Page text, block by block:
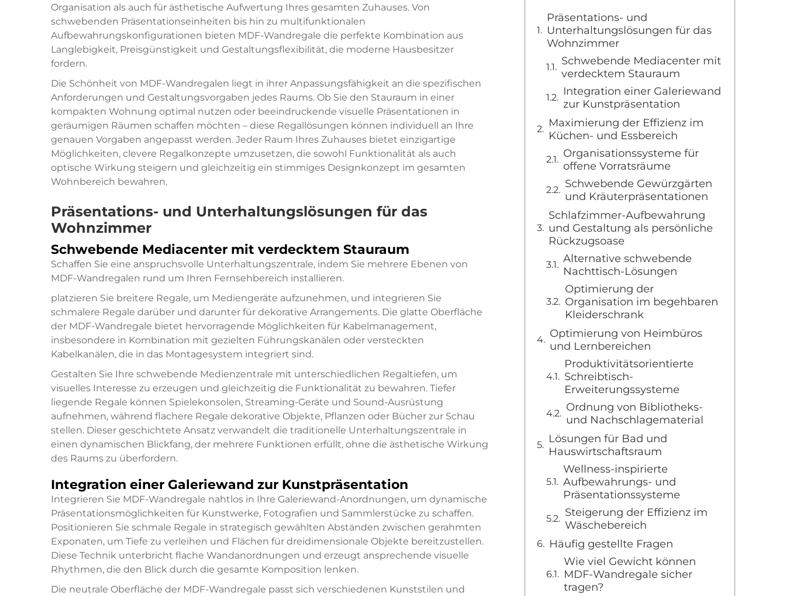
Organisation als auch für ästhetische Aufwertung Ihres gesamten Zuhauses. Von
schwebenden Präsentationseinheiten bis hin zu multifunktionalen
Aufbewahrungskonfigurationen bieten MDF-Wandregale die perfekte Kombination aus
Langlebigkeit, Preisgünstigkeit und Gestaltungsflexibilität, die moderne Hausbesitzer
fordern.
Die Schönheit von MDF-Wandregalen liegt in ihrer Anpassungsfähigkeit an die spezifischen
Anforderungen und Gestaltungsvorgaben jedes Raums. Ob Sie den Stauraum in einer
kompakten Wohnung optimal nutzen oder beeindruckende visuelle Präsentationen in
geräumigen Räumen schaffen möchten – diese Regallösungen können individuell an Ihre
genauen Vorgaben angepasst werden. Jeder Raum Ihres Zuhauses bietet einzigartige
Möglichkeiten, clevere Regalkonzepte umzusetzen, die sowohl Funktionalität als auch
optische Wirkung steigern und gleichzeitig ein stimmiges Designkonzept im gesamten
Wohnbereich bewahren.
Präsentations- und Unterhaltungslösungen für das
Wohnzimmer
Schwebende Mediacenter mit verdecktem Stauraum
Schaffen Sie eine anspruchsvolle Unterhaltungszentrale, indem Sie mehrere Ebenen von
MDF-Wandregalen rund um Ihren Fernsehbereich installieren.
platzieren Sie breitere Regale, um Mediengeräte aufzunehmen, und integrieren Sie
schmalere Regale darüber und darunter für dekorative Arrangements. Die glatte Oberfläche
der MDF-Wandregale bietet hervorragende Möglichkeiten für Kabelmanagement,
insbesondere in Kombination mit gezielten Führungskanälen oder versteckten
Kabelkanälen, die in das Montagesystem integriert sind.
Gestalten Sie Ihre schwebende Medienzentrale mit unterschiedlichen Regaltiefen, um
visuelles Interesse zu erzeugen und gleichzeitig die Funktionalität zu bewahren. Tiefer
liegende Regale können Spielekonsolen, Streaming-Geräte und Sound-Ausrüstung
aufnehmen, während flachere Regale dekorative Objekte, Pflanzen oder Bücher zur Schau
stellen. Dieser geschichtete Ansatz verwandelt die traditionelle Unterhaltungszentrale in
einen dynamischen Blickfang, der mehrere Funktionen erfüllt, ohne die ästhetische Wirkung
des Raums zu überfordern.
Integration einer Galeriewand zur Kunstpräsentation
Integrieren Sie MDF-Wandregale nahtlos in Ihre Galeriewand-Anordnungen, um dynamische
Präsentationsmöglichkeiten für Kunstwerke, Fotografien und Sammlerstücke zu schaffen.
Positionieren Sie schmale Regale in strategisch gewählten Abständen zwischen gerahmten
Exponaten, um Tiefe zu verleihen und Flächen für dreidimensionale Objekte bereitzustellen.
Diese Technik unterbricht flache Wandanordnungen und erzeugt ansprechende visuelle
Rhythmen, die den Blick durch die gesamte Komposition lenken.
Die neutrale Oberfläche der MDF-Wandregale passt sich verschiedenen Kunststilen und
Präsentations- und
Unterhaltungslösungen für das
Wohnzimmer
Schwebende Mediacenter mit
verdecktem Stauraum
Integration einer Galeriewand
zur Kunstpräsentation
Maximierung der Effizienz im
Küchen- und Essbereich
Organisationssysteme für
offene Vorratsräume
Schwebende Gewürzgärten
und Kräuterpräsentationen
Schlafzimmer-Aufbewahrung
und Gestaltung als persönliche
Rückzugsoase
Alternative schwebende
Nachttisch-Lösungen
Optimierung der
Organisation im begehbaren
Kleiderschrank
Optimierung von Heimbüros
und Lernbereichen
Produktivitätsorientierte
Schreibtisch-
Erweiterungssysteme
Ordnung von Bibliotheks-
und Nachschlagematerial
Lösungen für Bad und
Hauswirtschaftsraum
Wellness-inspirierte
Aufbewahrungs- und
Präsentationssysteme
Steigerung der Effizienz im
Wäschebereich
Häufig gestellte Fragen
Wie viel Gewicht können
MDF-Wandregale sicher
tragen?